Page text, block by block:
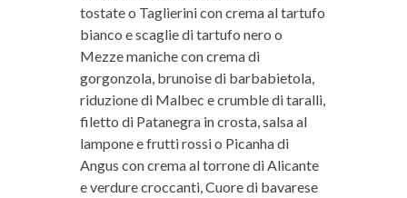
tostate o Taglierini con crema al tartufo
bianco e scaglie di tartufo nero o
Mezze maniche con crema di
gorgonzola, brunoise di barbabietola,
riduzione di Malbec e crumble di taralli,
filetto di Patanegra in crosta, salsa al
lampone e frutti rossi o Picanha di
Angus con crema al torrone di Alicante
e verdure croccanti, Cuore di bavarese